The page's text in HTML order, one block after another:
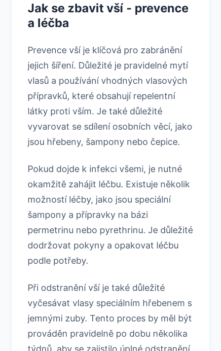
Jak se zbavit vší - prevence
a léčba
Prevence vší je klíčová pro zabránění
jejich šíření. Důležité je pravidelné mytí
vlasů a používání vhodných vlasových
přípravků, které obsahují repelentní
látky proti vším. Je také důležité
vyvarovat se sdílení osobních věcí, jako
jsou hřebeny, šampony nebo čepice.
Pokud dojde k infekci všemi, je nutné
okamžitě zahájit léčbu. Existuje několik
možností léčby, jako jsou speciální
šampony a přípravky na bázi
permetrinu nebo pyrethrinu. Je důležité
dodržovat pokyny a opakovat léčbu
podle potřeby.
Při odstranění vší je také důležité
vyčesávat vlasy speciálním hřebenem s
jemnými zuby. Tento proces by měl být
prováděn pravidelně po dobu několika
týdnů, aby se zajistilo úplné odstranění